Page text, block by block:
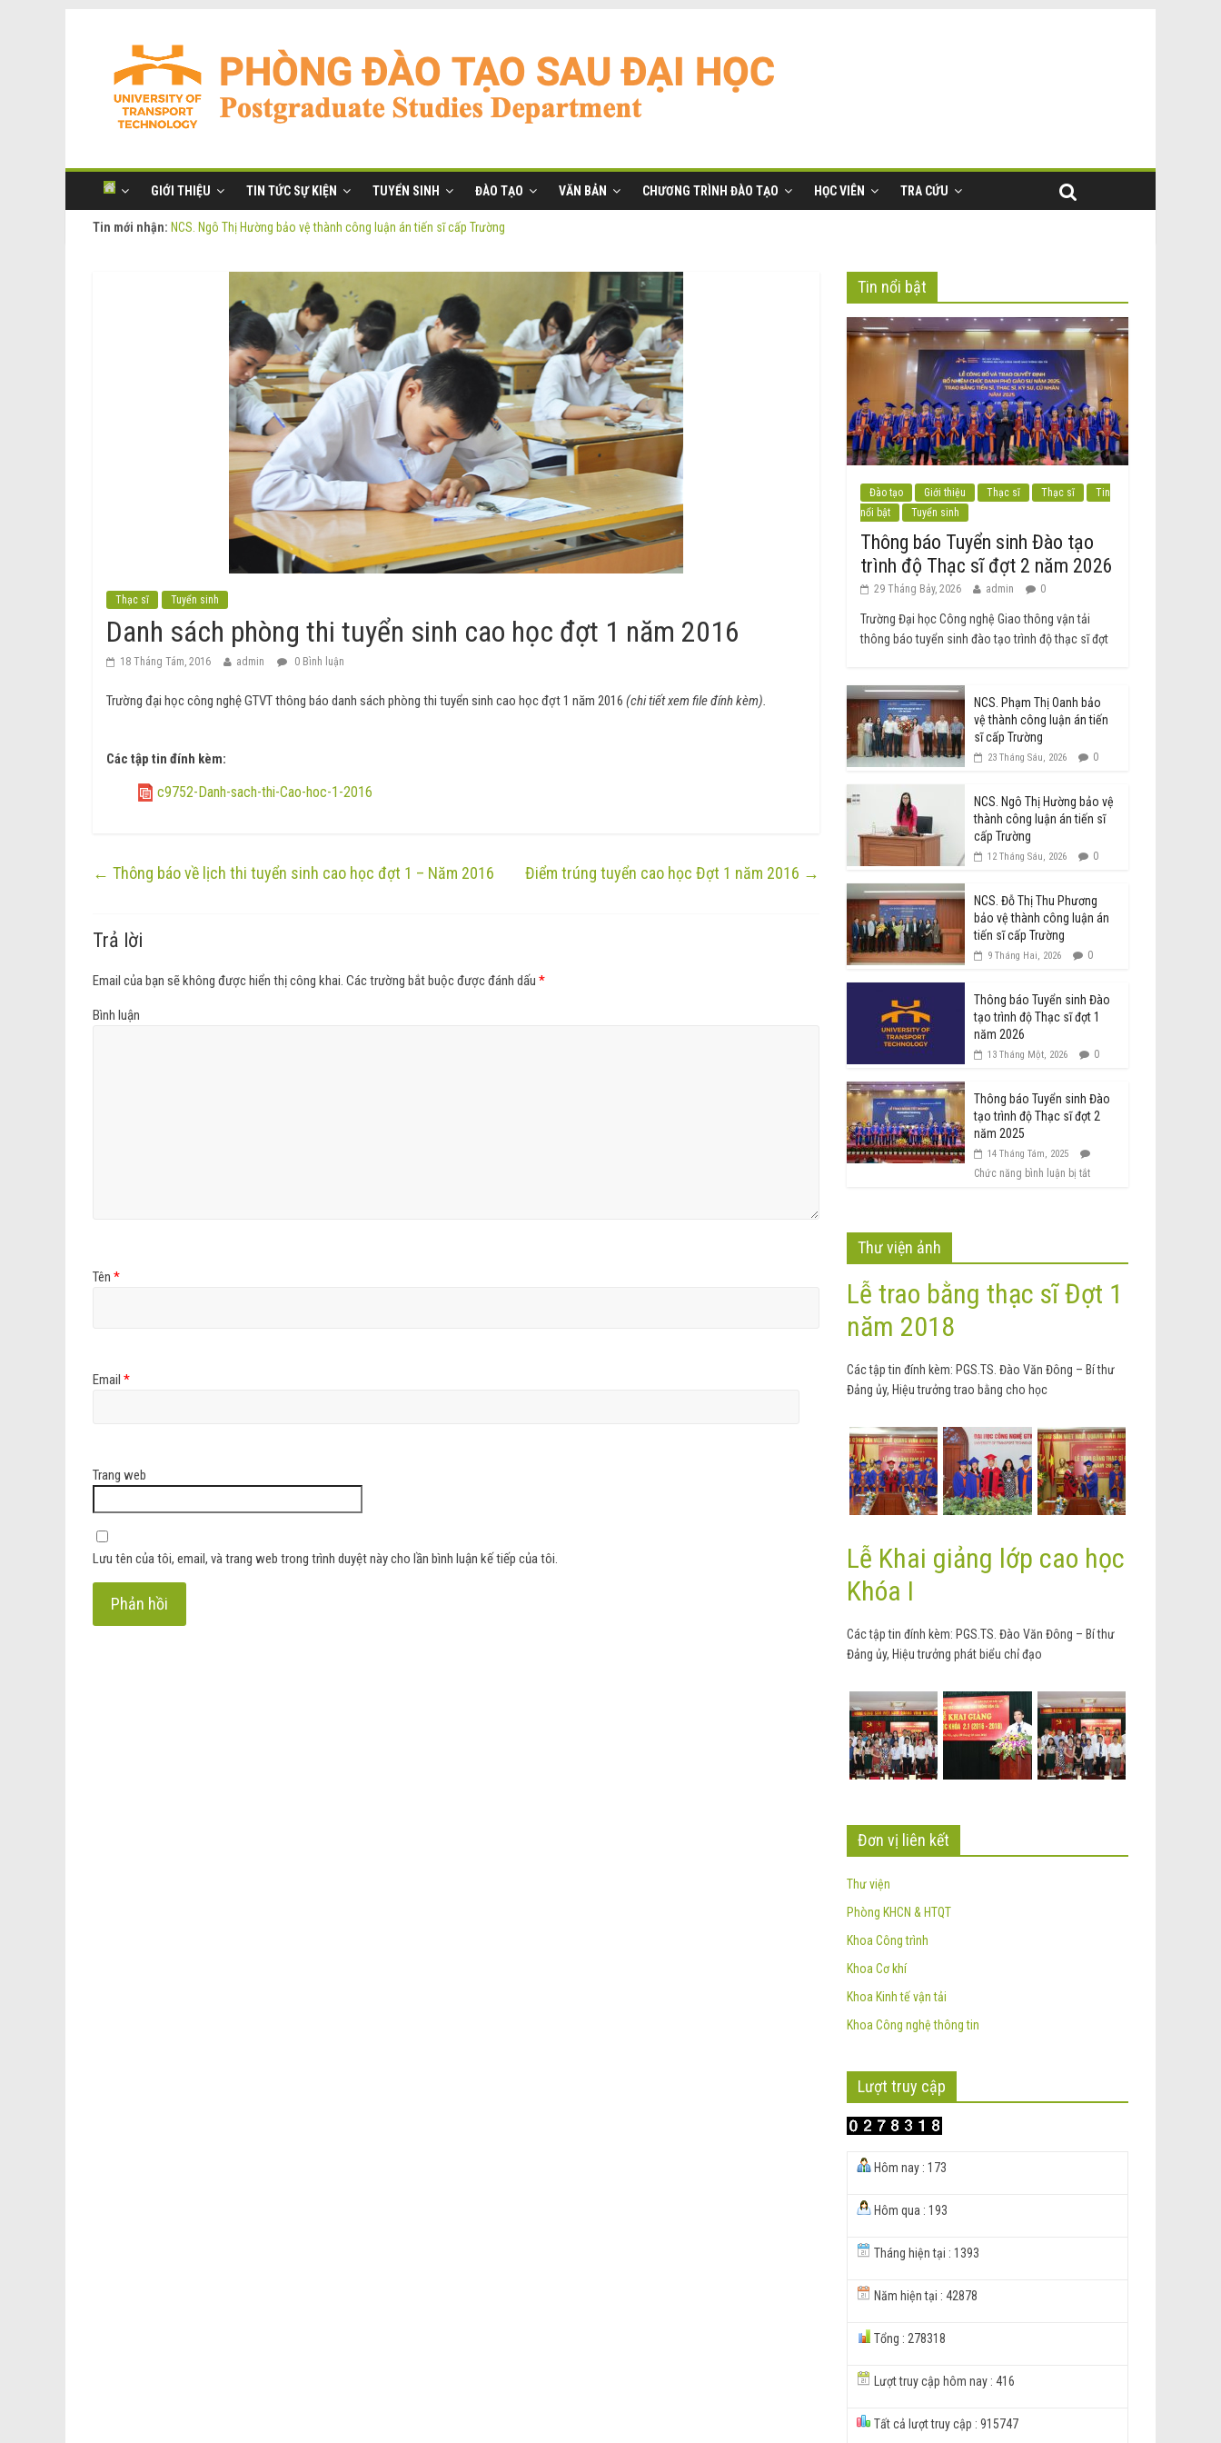
GIỚI THIỆU TIN TỨC SỰ KIỆN TUYỂN SINH ĐÀO TẠO VĂN BẢN CHƯƠNG TRÌNH ĐÀO TẠO HỌC VIÊN TRA CỨU
Tin mới nhận: NCS. Ngô Thị Hường bảo vệ thành công luận án tiến sĩ cấp Trường
Thông tin luận án tiến sĩ của NCS. Ngô Thị Hường
NCS. Phạm Thị Oanh bảo vệ thành công luận án tiến sĩ cấp Trường
Thạc sĩ Tuyển sinh
Danh sách phòng thi tuyển sinh cao học đợt 1 năm 2016
18 Tháng Tám, 2016 admin 0 Bình luận
Trường đại học công nghệ GTVT thông báo danh sách phòng thi tuyển sinh cao học đợt 1 năm 2016 (chi tiết xem file đính kèm).
Các tập tin đính kèm:
c9752-Danh-sach-thi-Cao-hoc-1-2016
← Thông báo về lịch thi tuyển sinh cao học đợt 1 – Năm 2016 Điểm trúng tuyển cao học Đợt 1 năm 2016 →
Trả lời
Email của bạn sẽ không được hiển thị công khai. Các trường bắt buộc được đánh dấu *
Bình luận
Tên *
Email *
Trang web
Lưu tên của tôi, email, và trang web trong trình duyệt này cho lần bình luận kế tiếp của tôi.
Tin nổi bật
Đào tạo Giới thiệu Thạc sĩ Thạc sĩ
Tin
nổi bật
Tuyển sinh
Thông báo Tuyển sinh Đào tạo
trình độ Thạc sĩ đợt 2 năm 2026
29 Tháng Bảy, 2026 admin 0
Trường Đại học Công nghệ Giao thông vận tải
thông báo tuyển sinh đào tạo trình độ thạc sĩ đợt
NCS. Phạm Thị Oanh bảo
vệ thành công luận án tiến
sĩ cấp Trường
23 Tháng Sáu, 2026 0
NCS. Ngô Thị Hường bảo vệ
thành công luận án tiến sĩ
cấp Trường
12 Tháng Sáu, 2026 0
NCS. Đỗ Thị Thu Phương
bảo vệ thành công luận án
tiến sĩ cấp Trường
9 Tháng Hai, 2026 0
Thông báo Tuyển sinh Đào
tạo trình độ Thạc sĩ đợt 1
năm 2026
13 Tháng Một, 2026 0
Thông báo Tuyển sinh Đào
tạo trình độ Thạc sĩ đợt 2
năm 2025
14 Tháng Tám, 2025
Chức năng bình luận bị tắt
Thư viện ảnh
Lễ trao bằng thạc sĩ Đợt 1
năm 2018
Các tập tin đính kèm: PGS.TS. Đào Văn Đông – Bí thư
Đảng ủy, Hiệu trưởng trao bằng cho học
Lễ Khai giảng lớp cao học
Khóa I
Các tập tin đính kèm: PGS.TS. Đào Văn Đông – Bí thư
Đảng ủy, Hiệu trưởng phát biểu chỉ đạo
Đơn vị liên kết
Thư viện
Phòng KHCN & HTQT
Khoa Công trình
Khoa Cơ khí
Khoa Kinh tế vận tải
Khoa Công nghệ thông tin
Lượt truy cập
Hôm nay : 173
Hôm qua : 193
Tháng hiện tại : 1393
Năm hiện tại : 42878
Tổng : 278318
Lượt truy cập hôm nay : 416
Tất cả lượt truy cập : 915747